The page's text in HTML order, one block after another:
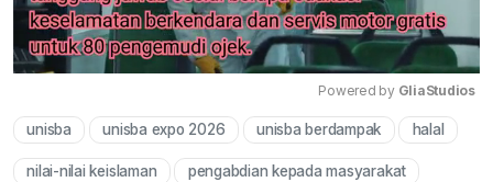
Mute
Powered by GliaStudios
unisba unisba expo 2026 unisba berdampak halal
nilai-nilai keislaman pengabdian kepada masyarakat